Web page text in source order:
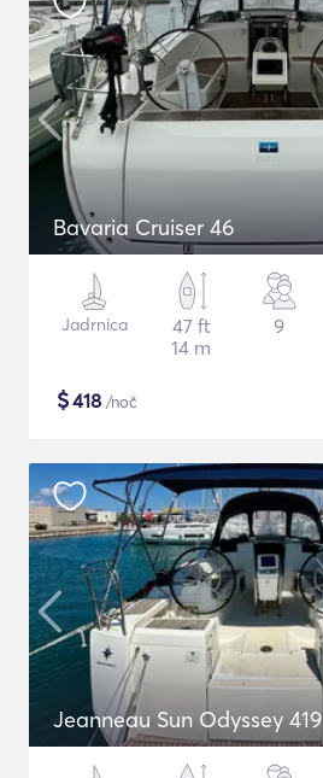
Bavaria Cruiser 46
Jadrnica
47 ft
14 m
9
$418 /noč
Jeanneau Sun Odyssey 419